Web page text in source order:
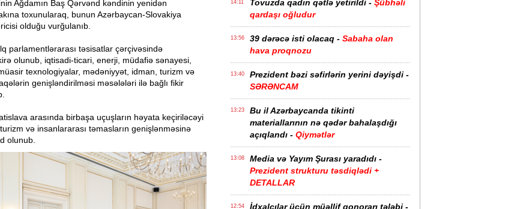
Ağdamın Baş Qərvənd kəndinin yenidən
toxunularaq, bunun Azərbaycan-Slovakiya
olduğu vurğulanıb.
parlamentlərarası təsisatlar çərçivəsində
olunub, iqtisadi-ticari, enerji, müdafiə sənayesi,
texnologiyalar, mədəniyyət, idman, turizm və
genişləndirilməsi məsələləri ilə bağlı fikir
arasında birbaşa uçuşların həyata keçiriləcəyi
və insanlararası təmasların genişlənməsinə
olunub.
14:11 Tovuzda qadın qətlə yetirildi - Şübhəli
qardaşı oğludur
13:56 39 dərəcə isti olacaq - Sabaha olan
hava proqnozu
13:40
Prezident bəzi səfirlərin yerini dəyişdi -
SƏRƏNCAM
13:23
Bu il Azərbaycanda tikinti
materiallarının nə qədər bahalaşdığı
açıqlandı - Qiymətlər
13:08
Media və Yayım Şurası yaradıdı -
Prezident strukturu təsdiqlədi +
DETALLAR
12:54
İdxalçılar üçün müəllif qonorarı tələbi -